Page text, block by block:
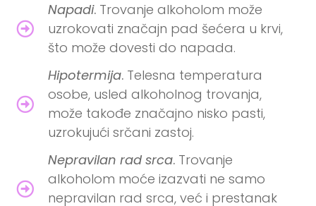
Napadi.Trovanje alkoholom može
uzrokovati značajn pad šećera u krvi,
što može dovesti do napada.
Hipotermija. Telesna temperatura
osobe, usled alkoholnog trovanja,
može takođe značajno nisko pasti,
uzrokujući srčani zastoj.
Nepravilan rad srca. Trovanje
alkoholom moće izazvati ne samo
nepravilan rad srca, već i prestanak